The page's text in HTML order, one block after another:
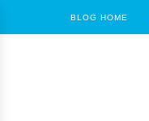
BLOG HOME